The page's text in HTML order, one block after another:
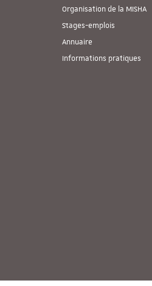
Organisation de la MISHA
Stages-emplois
Annuaire
Informations pratiques